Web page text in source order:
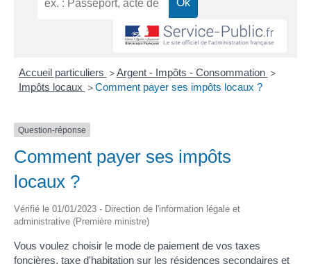
Accueil particuliers > Argent - Impôts - Consommation >
Impôts locaux > Comment payer ses impôts locaux ?
Question-réponse
Comment payer ses impôts
locaux ?
Vérifié le 01/01/2023 - Direction de l'information légale et
administrative (Première ministre)
Vous voulez choisir le mode de paiement de vos taxes
foncières, taxe d'habitation sur les résidences secondaires et